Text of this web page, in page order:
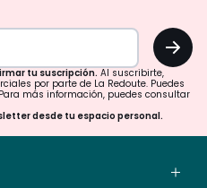
tu
para
confirmar
tu
suscripción.
OK
tu suscripción.Al suscribirte,
por parte de La Redoute. Puedes
más información, puedes consultar
desde tu espacio personal.